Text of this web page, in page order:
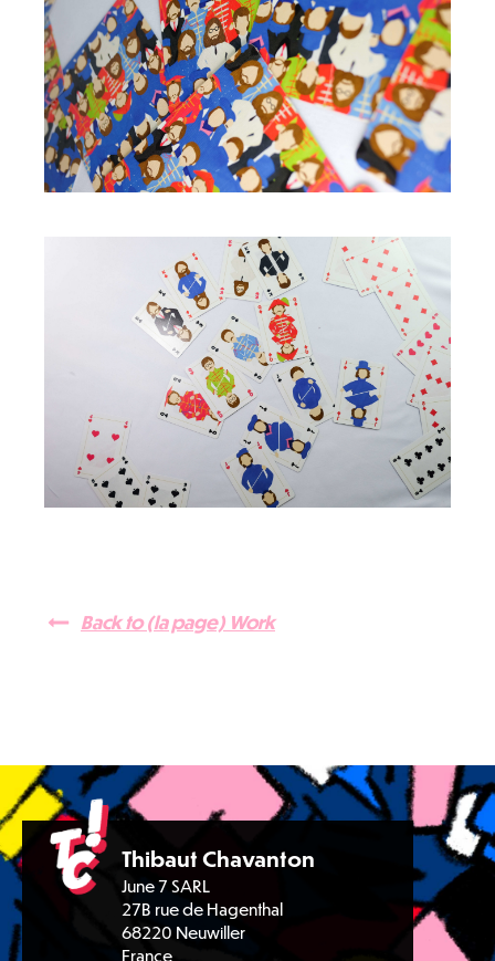
Back to (la page) Work
Thibaut Chavanton
June 7 SARL
27B rue de Hagenthal
68220 Neuwiller
France